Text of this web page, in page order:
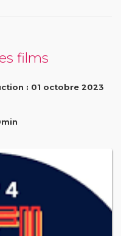
films
: 01 octobre 2023